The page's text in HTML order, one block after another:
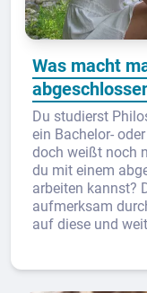
Was macht
Du studierst
ein Bachelor-
doch weißt noch
du mit einem
arbeiten kannst?
aufmerksam
auf diese und